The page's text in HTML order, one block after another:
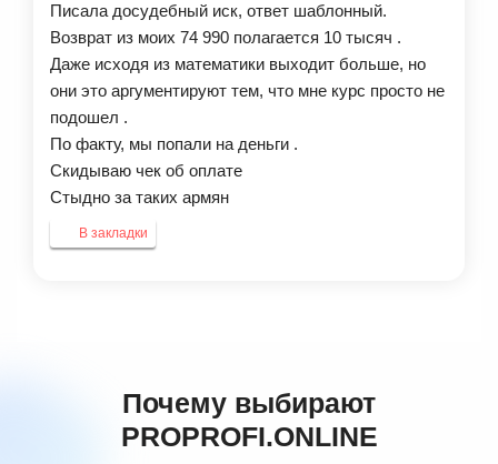
Писала досудебный иск, ответ шаблонный.
Возврат из моих 74 990 полагается 10 тысяч .
Даже исходя из математики выходит больше, но
они это аргументируют тем, что мне курс просто не
подошел .
По факту, мы попали на деньги .
Скидываю чек об оплате
Стыдно за таких армян
В закладки
Почему выбирают
PROPROFI.ONLINE